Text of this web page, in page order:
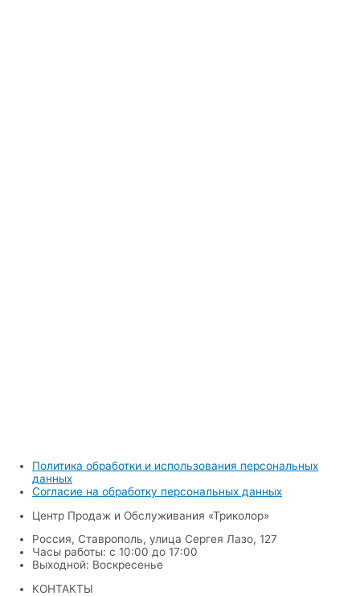
Политика обработки и использования персональных
данных
Согласие на обработку персональных данных
Центр Продаж и Обслуживания «Триколор»
Россия, Ставрополь, улица Сергея Лазо, 127
Часы работы: с 10:00 до 17:00
Выходной: Воскресенье
КОНТАКТЫ